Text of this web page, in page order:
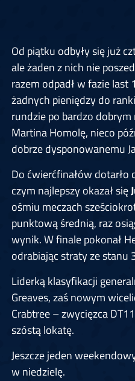
Od piątku odbyły się już
ale żaden z nich nie
razem odpadł w fazie last
żadnych pieniędzy do
rundzie po bardzo
Martina Homolę, nieco
dobrze dysponowanemu
Do ćwierćfinałów dotarło
czym najlepszy okazał się
ośmiu meczach
punktową średnią, raz
wynik. W finale pokonał
odrabiając straty ze stanu
Liderką klasyfikacji
Greaves, zaś nowym
Crabtree – zwycięzca
szóstą lokatę.
Jeszcze jeden
w niedzielę.